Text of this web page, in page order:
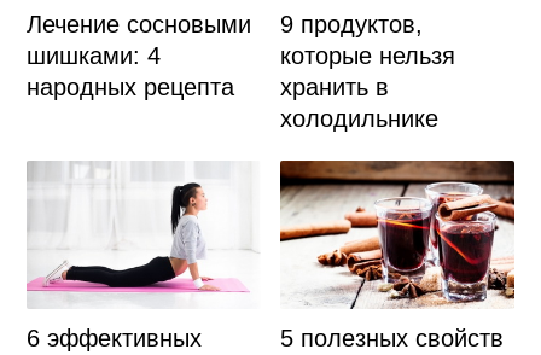
Лечение сосновыми
шишками: 4
народных рецепта
9 продуктов,
которые нельзя
хранить в
холодильнике
6 эффективных
5 полезных свойств